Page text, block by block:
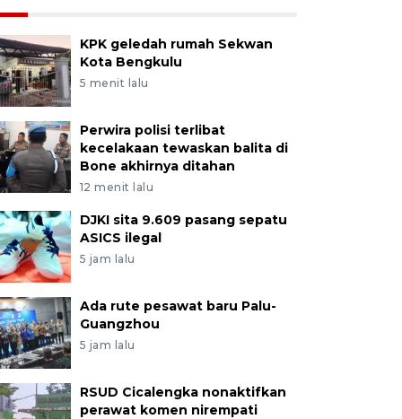
KPK geledah rumah Sekwan
Kota Bengkulu
5 menit lalu
Perwira polisi terlibat
kecelakaan tewaskan balita di
Bone akhirnya ditahan
12 menit lalu
DJKI sita 9.609 pasang sepatu
ASICS ilegal
5 jam lalu
Ada rute pesawat baru Palu-
Guangzhou
5 jam lalu
RSUD Cicalengka nonaktifkan
perawat komen nirempati